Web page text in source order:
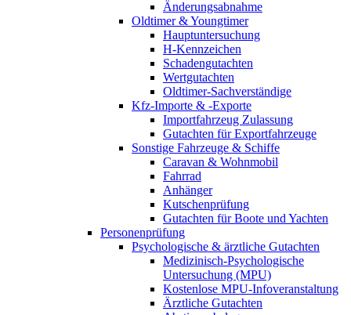
Änderungsabnahme
Oldtimer & Youngtimer
Hauptuntersuchung
H-Kennzeichen
Schadengutachten
Wertgutachten
Oldtimer-Sachverständige
Kfz-Importe & -Exporte
Importfahrzeug Zulassung
Gutachten für Exportfahrzeuge
Sonstige Fahrzeuge & Schiffe
Caravan & Wohnmobil
Fahrrad
Anhänger
Kutschenprüfung
Gutachten für Boote und Yachten
Personenprüfung
Psychologische & ärztliche Gutachten
Medizinisch-Psychologische
Untersuchung (MPU)
Kostenlose MPU-Infoveranstaltung
Ärztliche Gutachten